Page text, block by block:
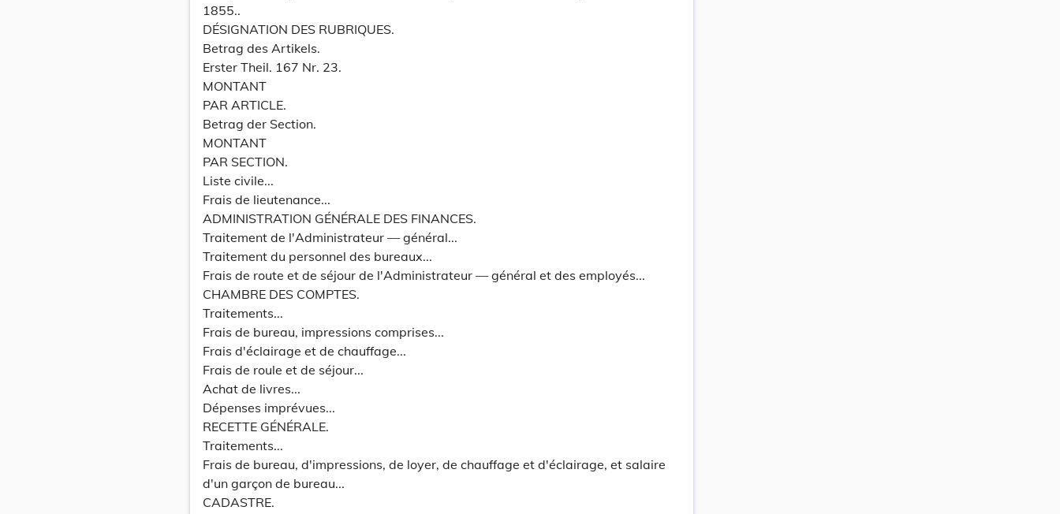
1855..
DÉSIGNATION DES RUBRIQUES.
Betrag des Artikels.
Erster Theil. 167 Nr. 23.
MONTANT
PAR ARTICLE.
Betrag der Section.
MONTANT
PAR SECTION.
Liste civile...
Frais de lieutenance...
ADMINISTRATION GÉNÉRALE DES FINANCES.
Traitement de l'Administrateur — général...
Traitement du personnel des bureaux...
Frais de route et de séjour de l'Administrateur — général et des employés...
CHAMBRE DES COMPTES.
Traitements...
Frais de bureau, impressions comprises...
Frais d'éclairage et de chauffage...
Frais de roule et de séjour...
Achat de livres...
Dépenses imprévues...
RECETTE GÉNÉRALE.
Traitements...
Frais de bureau, d'impressions, de loyer, de chauffage et d'éclairage, et salaire
d'un garçon de bureau...
CADASTRE.